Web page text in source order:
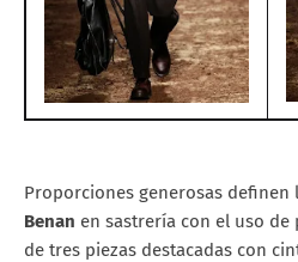
Proporciones generosas definen
Benan en sastrería con el uso de
de tres piezas destacadas con